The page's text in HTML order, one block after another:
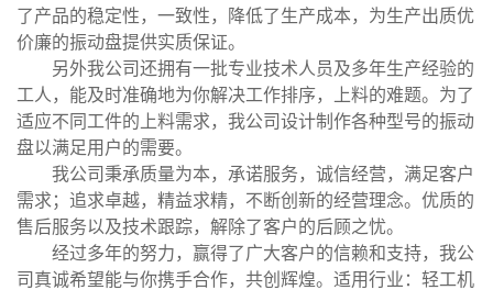
了产品的稳定性，一致性，降低了生产成本，为生产出质优
价廉的振动盘提供实质保证。
另外我公司还拥有一批专业技术人员及多年生产经验的
工人，能及时准确地为你解决工作排序，上料的难题。为了
适应不同工件的上料需求，我公司设计制作各种型号的振动
盘以满足用户的需要。
我公司秉承质量为本，承诺服务，诚信经营，满足客户
需求；追求卓越，精益求精，不断创新的经营理念。优质的
售后服务以及技术跟踪，解除了客户的后顾之忧。
经过多年的努力，赢得了广大客户的信赖和支持，我公
司真诚希望能与你携手合作，共创辉煌。适用行业：轻工机